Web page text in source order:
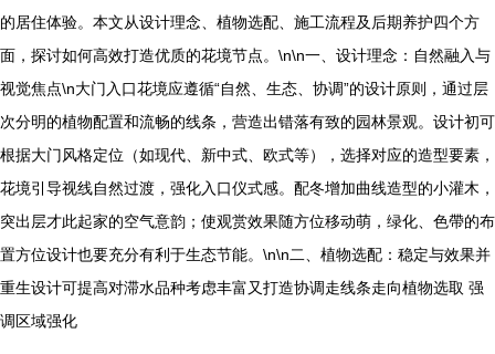
的居住体验。本文从设计理念、植物选配、施工流程及后期养护四个方
面，探讨如何高效打造优质的花境节点。\n\n一、设计理念：自然融入与
视觉焦点\n大门入口花境应遵循“自然、生态、协调”的设计原则，通过层
次分明的植物配置和流畅的线条，营造出错落有致的园林景观。设计初可
根据大门风格定位（如现代、新中式、欧式等），选择对应的造型要素，
花境引导视线自然过渡，强化入口仪式感。配冬增加曲线造型的小灌木，
突出层才此起家的空气意韵；使观赏效果随方位移动萌，绿化、色帶的布
置方位设计也要充分有利于生态节能。\n\n二、植物选配：稳定与效果并
重生设计可提高对滞水品种考虑丰富又打造协调走线条走向植物选取 强
调区域强化